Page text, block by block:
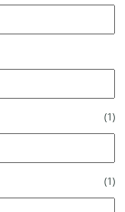
(1)
(1)